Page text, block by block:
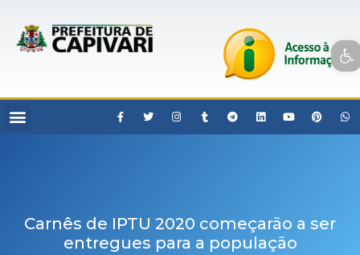
Open toolbar
Carnês de IPTU 2020 começarão a ser
entregues para a população